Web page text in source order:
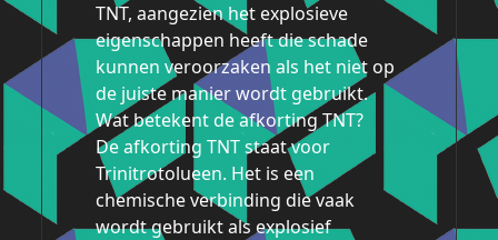
TNT, aangezien het explosieve
eigenschappen heeft die schade
kunnen veroorzaken als het niet op
de juiste manier wordt gebruikt.
Wat betekent de afkorting TNT?
De afkorting TNT staat voor
Trinitrotolueen. Het is een
chemische verbinding die vaak
wordt gebruikt als explosief